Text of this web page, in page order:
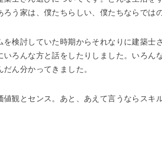
ろう家は、僕たちらしい、僕たちならでは
を検討していた時期からそれなりに建築
いろんな方と話をしたりしました。いろん
だん分かってきました。
値観とセンス。あと、あえて言うならスキ